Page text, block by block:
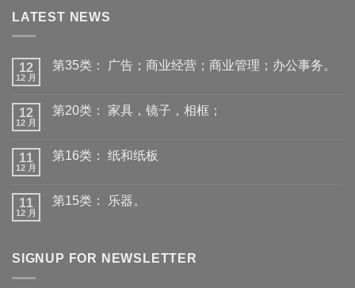
LATEST NEWS
12
12 月
第35类： 广告；商业经营；商业管理；办公事务。
12
12 月
第20类： 家具，镜子，相框；
11
12 月
第16类： 纸和纸板
11
12 月
第15类： 乐器。
SIGNUP FOR NEWSLETTER